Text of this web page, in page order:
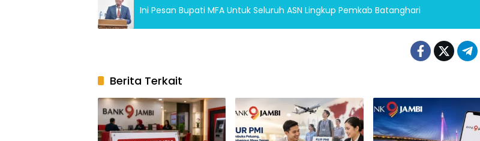
Ini Pesan Bupati MFA Untuk Seluruh ASN Lingkup Pemkab Batanghari
Berita Terkait